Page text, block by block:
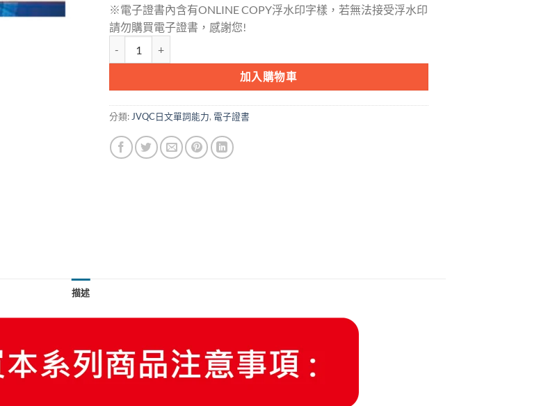
※電子證書內含有ONLINE COPY浮水印字樣，若無法接受浮水印
請勿購買電子證書，感謝您!
加入購物車
分類: JVQC日文單詞能力, 電子證書
描述